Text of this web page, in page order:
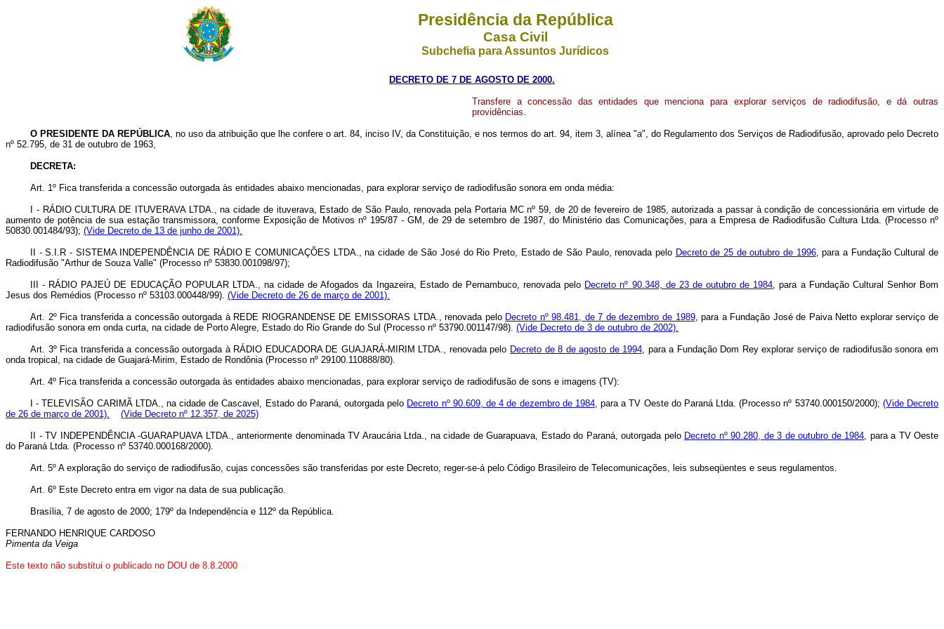
Presidência da República
Casa Civil
Subchefia para Assuntos Jurídicos
DECRETO DE 7 DE AGOSTO DE 2000.
Transfere a concessão das entidades que menciona para explorar serviços de radiodifusão, e dá outras
providências.
O PRESIDENTE DA REPÚBLICA, no uso da atribuição que lhe confere o art. 84, inciso IV, da Constituição, e nos termos do art. 94, item 3, alínea "a", do Regulamento dos Serviços de Radiodifusão, aprovado pelo Decreto
nº 52.795, de 31 de outubro de 1963,
DECRETA:
Art. 1º Fica transferida a concessão outorgada às entidades abaixo mencionadas, para explorar serviço de radiodifusão sonora em onda média:
I - RÁDIO CULTURA DE ITUVERAVA LTDA., na cidade de ituverava, Estado de São Paulo, renovada pela Portaria MC nº 59, de 20 de fevereiro de 1985, autorizada a passar à condição de concessionária em virtude de
aumento de potência de sua estação transmissora, conforme Exposição de Motivos nº 195/87 - GM, de 29 de setembro de 1987, do Ministério das Comunicações, para a Empresa de Radiodifusão Cultura Ltda. (Processo nº
50830.001484/93); (Vide Decreto de 13 de junho de 2001).
II - S.I.R - SISTEMA INDEPENDÊNCIA DE RÁDIO E COMUNICAÇÕES LTDA., na cidade de São José do Rio Preto, Estado de São Paulo, renovada pelo Decreto de 25 de outubro de 1996, para a Fundação Cultural de
Radiodifusão "Arthur de Souza Valle" (Processo nº 53830.001098/97);
III - RÁDIO PAJEÚ DE EDUCAÇÃO POPULAR LTDA., na cidade de Afogados da Ingazeira, Estado de Pernambuco, renovada pelo Decreto nº 90.348, de 23 de outubro de 1984, para a Fundação Cultural Senhor Bom
Jesus dos Remédios (Processo nº 53103.000448/99). (Vide Decreto de 26 de março de 2001).
Art. 2º Fica transferida a concessão outorgada à REDE RIOGRANDENSE DE EMISSORAS LTDA., renovada pelo Decreto nº 98.481, de 7 de dezembro de 1989, para a Fundação José de Paiva Netto explorar serviço de
radiodifusão sonora em onda curta, na cidade de Porto Alegre, Estado do Rio Grande do Sul (Processo nº 53790.001147/98). (Vide Decreto de 3 de outubro de 2002).
Art. 3º Fica transferida a concessão outorgada à RÁDIO EDUCADORA DE GUAJARÁ-MIRIM LTDA., renovada pelo Decreto de 8 de agosto de 1994, para a Fundação Dom Rey explorar serviço de radiodifusão sonora em
onda tropical, na cidade de Guajará-Mirim, Estado de Rondônia (Processo nº 29100.110888/80).
Art. 4º Fica transferida a concessão outorgada às entidades abaixo mencionadas, para explorar serviço de radiodifusão de sons e imagens (TV):
I - TELEVISÃO CARIMÃ LTDA., na cidade de Cascavel, Estado do Paraná, outorgada pelo Decreto nº 90.609, de 4 de dezembro de 1984, para a TV Oeste do Paraná Ltda. (Processo nº 53740.000150/2000); (Vide Decreto
de 26 de março de 2001).
(Vide Decreto nº 12.357, de 2025)
II - TV INDEPENDÊNCIA -GUARAPUAVA LTDA., anteriormente denominada TV Araucária Ltda., na cidade de Guarapuava, Estado do Paraná, outorgada pelo Decreto nº 90.280, de 3 de outubro de 1984, para a TV Oeste
do Paraná Ltda. (Processo nº 53740.000168/2000).
Art. 5º A exploração do serviço de radiodifusão, cujas concessões são transferidas por este Decreto, reger-se-á pelo Código Brasileiro de Telecomunicações, leis subseqüentes e seus regulamentos.
Art. 6º Este Decreto entra em vigor na data de sua publicação.
Brasília, 7 de agosto de 2000; 179º da Independência e 112º da República.
FERNANDO HENRIQUE CARDOSO
Pimenta da Veiga
Este texto não substitui o publicado no DOU de 8.8.2000